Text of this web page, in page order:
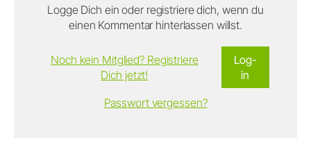
Logge Dich ein oder registriere dich, wenn du
einen Kommentar hinterlassen willst.
Log-
in
Noch kein Mitglied? Registriere
Dich jetzt!
Passwort vergessen?